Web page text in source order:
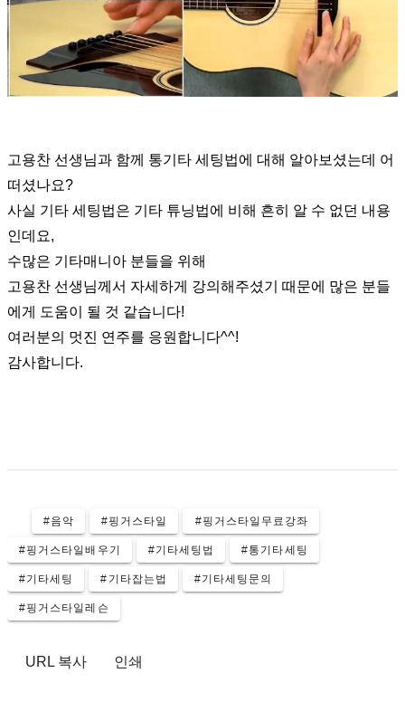
고용찬 선생님과 함께 통기타 세팅법에 대해 알아보셨는데 어
떠셨나요?
사실 기타 세팅법은 기타 튜닝법에 비해 흔히 알 수 없던 내용
인데요,
수많은 기타매니아 분들을 위해
고용찬 선생님께서 자세하게 강의해주셨기 때문에 많은 분들
에게 도움이 될 것 같습니다!
여러분의 멋진 연주를 응원합니다^^!
감사합니다.
#음악 #핑거스타일 #핑거스타일무료강좌
#핑거스타일배우기 #기타세팅법 #통기타세팅
#기타세팅 #기타잡는법 #기타세팅문의
#핑거스타일레슨
URL 복사 인쇄